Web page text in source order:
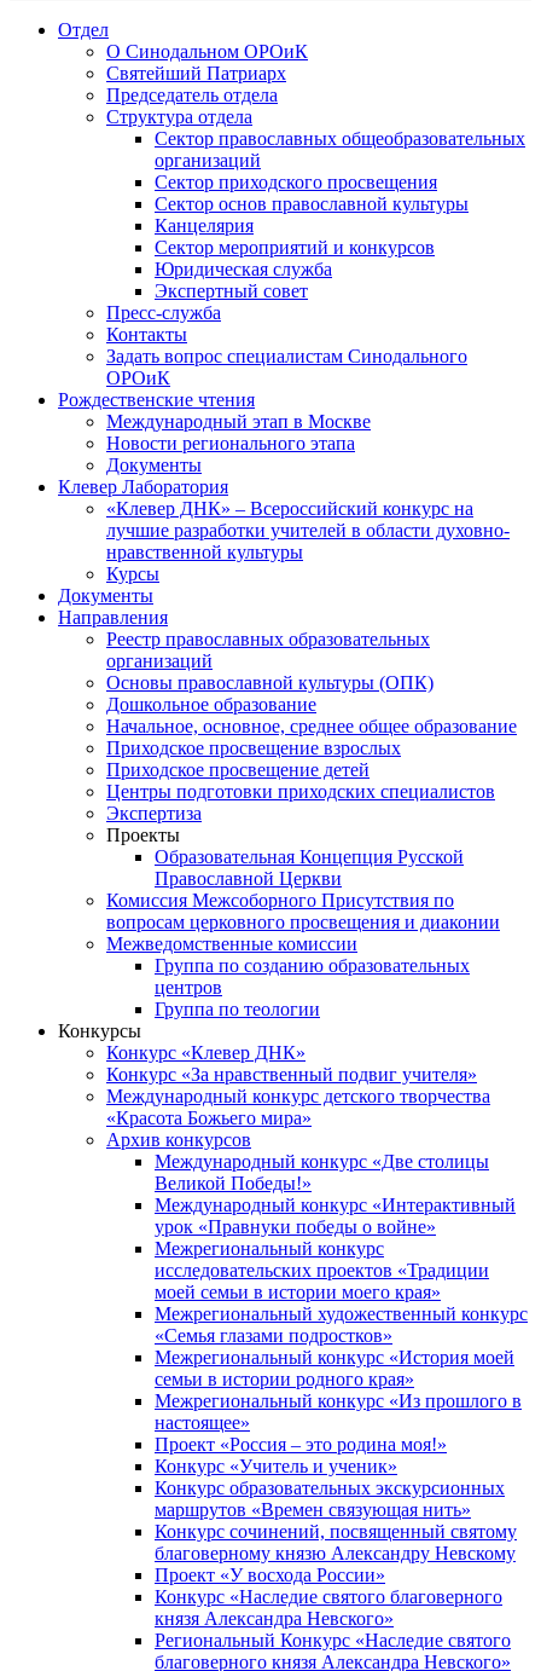
Отдел
О Синодальном ОРОиК
Святейший Патриарх
Председатель отдела
Структура отдела
Сектор православных общеобразовательных
организаций
Сектор приходского просвещения
Сектор основ православной культуры
Канцелярия
Сектор мероприятий и конкурсов
Юридическая служба
Экспертный совет
Пресс-служба
Контакты
Задать вопрос специалистам Синодального
ОРОиК
Рождественские чтения
Международный этап в Москве
Новости регионального этапа
Документы
Клевер Лаборатория
«Клевер ДНК» – Всероссийский конкурс на
лучшие разработки учителей в области духовно-
нравственной культуры
Курсы
Документы
Направления
Реестр православных образовательных
организаций
Основы православной культуры (ОПК)
Дошкольное образование
Начальное, основное, среднее общее образование
Приходское просвещение взрослых
Приходское просвещение детей
Центры подготовки приходских специалистов
Экспертиза
Проекты
Образовательная Концепция Русской
Православной Церкви
Комиссия Межсоборного Присутствия по
вопросам церковного просвещения и диаконии
Межведомственные комиссии
Группа по созданию образовательных
центров
Группа по теологии
Конкурсы
Конкурс «Клевер ДНК»
Конкурс «За нравственный подвиг учителя»
Международный конкурс детского творчества
«Красота Божьего мира»
Архив конкурсов
Международный конкурс «Две столицы
Великой Победы!»
Международный конкурс «Интерактивный
урок «Правнуки победы о войне»
Межрегиональный конкурс
исследовательских проектов «Традиции
моей семьи в истории моего края»
Межрегиональный художественный конкурс
«Семья глазами подростков»
Межрегиональный конкурс «История моей
семьи в истории родного края»
Межрегиональный конкурс «Из прошлого в
настоящее»
Проект «Россия – это родина моя!»
Конкурс «Учитель и ученик»
Конкурс образовательных экскурсионных
маршрутов «Времен связующая нить»
Конкурс сочинений, посвященный святому
благоверному князю Александру Невскому
Проект «У восхода России»
Конкурс «Наследие святого благоверного
князя Александра Невского»
Региональный Конкурс «Наследие святого
благоверного князя Александра Невского»